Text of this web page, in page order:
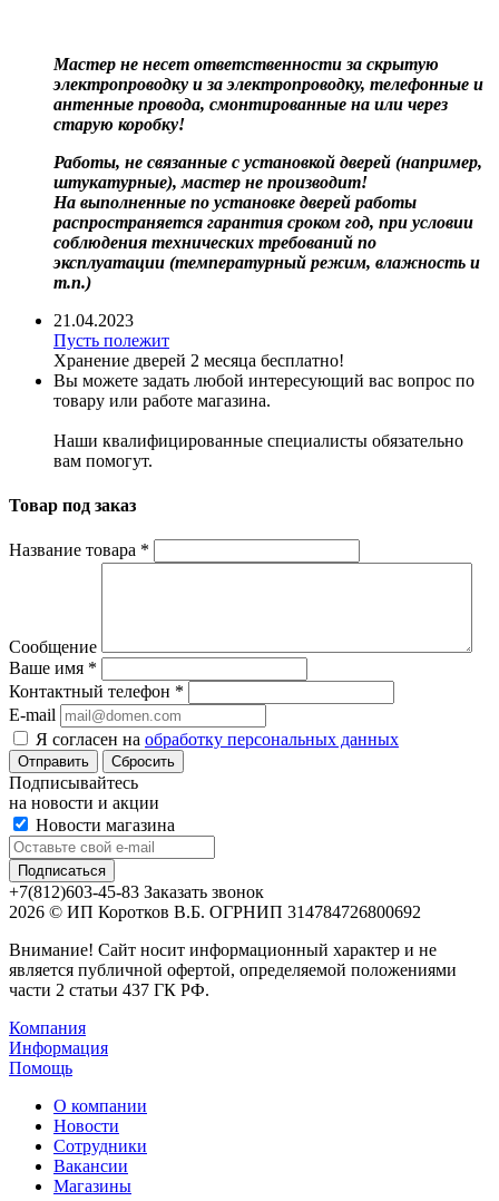
Мастер не несет ответственности за скрытую
электропроводку и за электропроводку, телефонные и
антенные провода, смонтированные на или через
старую коробку!
Работы, не связанные с установкой дверей (например,
штукатурные), мастер не производит!
На выполненные по установке дверей работы
распространяется гарантия сроком год, при условии
соблюдения технических требований по
эксплуатации (температурный режим, влажность и
т.п.)
21.04.2023
Пусть полежит
Хранение дверей 2 месяца бесплатно!
Вы можете задать любой интересующий вас вопрос по
товару или работе магазина.
Наши квалифицированные специалисты обязательно
вам помогут.
Товар под заказ
Название товара *
Сообщение
Ваше имя *
Контактный телефон *
E-mail
Я согласен на обработку персональных данных
Сбросить
Подписывайтесь
на новости и акции
Новости магазина
+7(812)603-45-83 Заказать звонок
2026 © ИП Коротков В.Б. ОГРНИП 314784726800692
Внимание! Сайт носит информационный характер и не
является публичной офертой, определяемой положениями
части 2 статьи 437 ГК РФ.
Компания
Информация
Помощь
О компании
Новости
Сотрудники
Вакансии
Магазины